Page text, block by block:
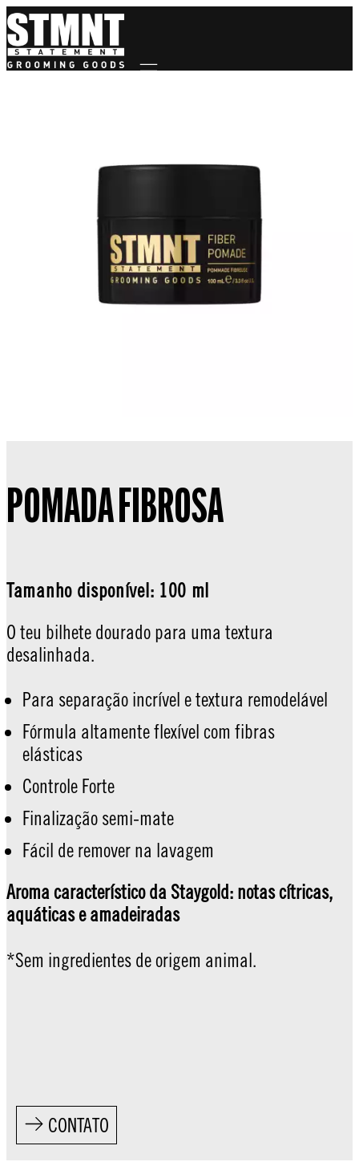
POMADA FIBROSA
Tamanho disponível: 100 ml
O teu bilhete dourado para uma textura
desalinhada.
Para separação incrível e textura remodelável
Fórmula altamente flexível com fibras
elásticas
Controle Forte
Finalização semi-mate
Fácil de remover na lavagem
Aroma característico da Staygold: notas cítricas,
aquáticas e amadeiradas
*Sem ingredientes de origem animal.
CONTATO